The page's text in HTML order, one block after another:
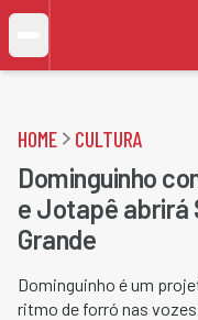
HOME CULTURA
Dominguinho
e Jotapê abrirá
Grande
Dominguinho é um
ritmo de forró nas